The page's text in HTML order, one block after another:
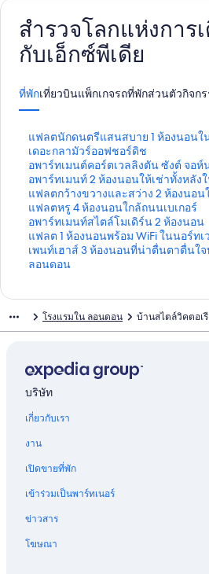
สำรวจโลกแห่งการ
กับเอ็กซ์พีเดีย
ที่พักเที่ยวบินแพ็กเกจรถที่พักส่วนตัวกิจก
แฟลตนักดนตรีแสนสบาย 1 ห้องนอนใ
ลิ
ง
ก์
ม
า
ต
ร
ฐ
า
น
บ
แ
ล
ต
นั
ด
ต
รี
แ
ส
ส
า
เดอะกลามัวร์ออฟชอร์ดิช
ลิ
ง
ก์
ม
า
ต
ร
ฐ
า
รั
บ
ด
อ
ะ
ล
มั
ว
ร์
อ
ฟ
อ
อพาร์ทเมนต์คอร์ตเวลลิงตัน ซังต์ จอห์
ลิ
ง
ก์
ม
า
ต
ร
ฐ
ห
รั
อ
พ
า
ท
ม
น
ต์
ค
ร์
เ
อพาร์ทเมนท์ 2 ห้องนอนให้เช่าทั้งหลัง
ลิ
ง
ก์
ม
า
ต
ร
สำ
ห
บ
อ
พ
ร์
เ
ม
น
ท์
ห้
ง
แฟลตกว้างขวางและสว่าง 2 ห้องนอ
ลิ
ง
ก์
ม
า
ต
น
สำ
รั
บ
แ
ล
ก
ว้
า
ง
ว
ง
แฟลตหรู 4 ห้องนอนใกล้ถนนเบเกอร์
ลิ
ง
ก์
ม
า
า
น
ห
รั
บ
ฟ
ต
ห
รู
4
อ
น
อพาร์ทเมนท์สไตล์โมเดิร์น 2 ห้องนอน
ลิ
ง
ก์
ม
ฐ
า
สำ
ห
รั
อ
า
ร์
ท
เ
น
ส
แฟลต 1 ห้องนอนพร้อม WiFi ในนอร์ท
ลิ
ง
ก์
ร
ฐ
น
สำ
ห
บ
ฟ
ล
ต
1
อ
น
เพนท์เฮาส์ 3 ห้องนอนที่น่าตื่นตาตื่นใ
ลอนดอน
ลิ
ง
ต
ร
า
น
สำ
รั
เ
พ
น
ท์
ฮ
ส์
โรงแรมใน ลอนดอน บ้านสไตล์วิคตอเ
บริษัท
เกี่ยวกับเรา
งาน
เปิดขายที่พัก
เข้าร่วมเป็นพาร์ทเนอร์
ข่าวสาร
โฆษณา